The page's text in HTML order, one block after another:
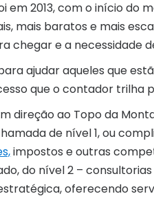
em 2013, com o início do
mais baratos e mais
chegar e a necessidade
ajudar aqueles que
que o contador
direção ao Topo da
de nível 1, ou
impostos e outras
do nível 2 –
oferecendo